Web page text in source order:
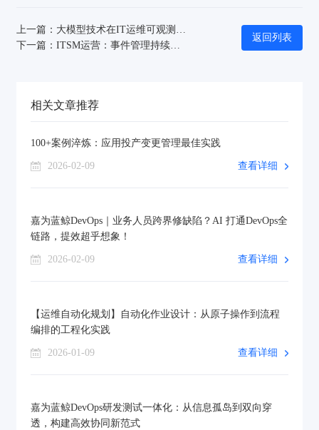
上一篇：大模型技术在IT运维可观测领域的应用
下一篇：ITSM运营：事件管理持续改进
返回列表
相关文章推荐
100+案例淬炼：应用投产变更管理最佳实践
2026-02-09 查看详细
嘉为蓝鲸DevOps｜业务人员跨界修缺陷？AI 打通DevOps全
链路，提效超乎想象！
2026-02-09 查看详细
【运维自动化规划】自动化作业设计：从原子操作到流程
编排的工程化实践
2026-01-09 查看详细
嘉为蓝鲸DevOps研发测试一体化：从信息孤岛到双向穿
透，构建高效协同新范式